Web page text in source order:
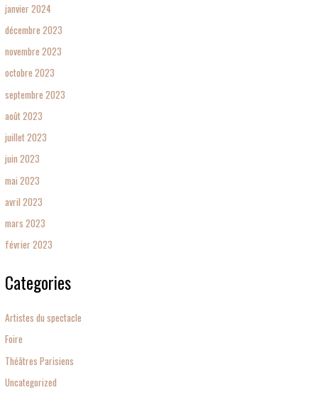
janvier 2024
décembre 2023
novembre 2023
octobre 2023
septembre 2023
août 2023
juillet 2023
juin 2023
mai 2023
avril 2023
mars 2023
février 2023
Categories
Artistes du spectacle
Foire
Théâtres Parisiens
Uncategorized